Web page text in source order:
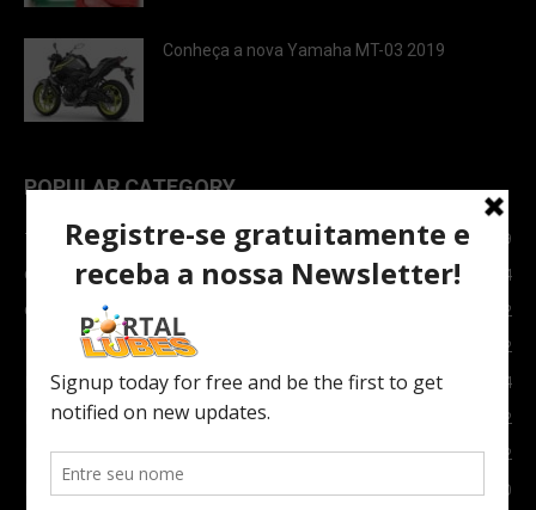
Conheça a nova Yamaha MT-03 2019
POPULAR CATEGORY
TOPNEWS
7089
Carro e Moto
3764
Carro
2082
Notícias
1852
Indústria
1024
Moto
972
Economia
672
Newsletter
630